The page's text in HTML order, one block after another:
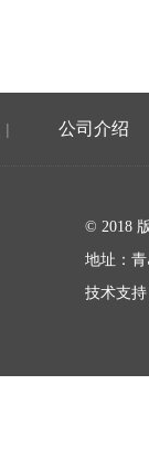
| 公司介绍
© 2018
地址：
技术支